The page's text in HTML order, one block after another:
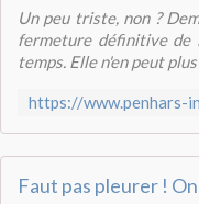
Un peu triste, non ?
fermeture définitive de
temps. Elle n'en peut